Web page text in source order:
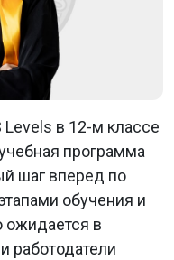
в 12-м классе
программа
шаг вперед по
обучения и
ожидается в
работодатели